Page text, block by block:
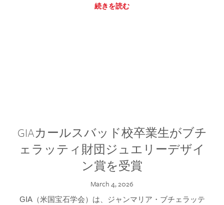
続きを読む
GIAカールスバッド校卒業生がブチ
ェラッティ財団ジュエリーデザイ
ン賞を受賞
March 4, 2026
GIA（米国宝石学会）は、ジャンマリア・ブチェラッテ